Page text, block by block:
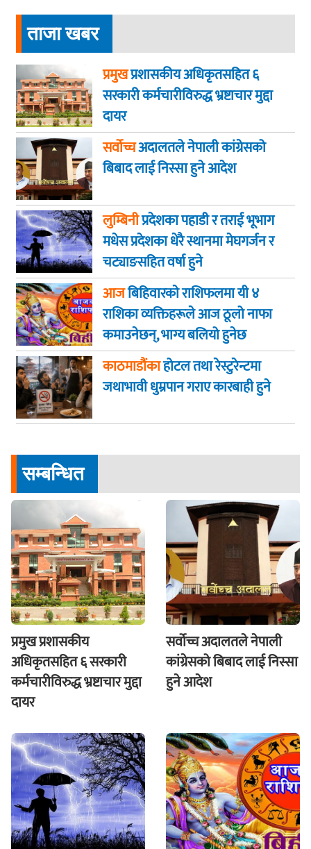
ताजा खबर
प्रमुखप्रशासकीय अधिकृतसहित ६
सरकारी कर्मचारीविरुद्ध भ्रष्टाचार मुद्दा
दायर
सर्वोच्चअदालतले नेपाली कांग्रेसको
बिबाद लाई निस्सा हुने आदेश
लुम्बिनीप्रदेशका पहाडी र तराई भूभाग
मधेस प्रदेशका धेरै स्थानमा मेघगर्जन र
चट्याङसहित वर्षा हुने
आजबिहिवारकाे राशिफलमा यी ४
राशिका व्यक्तिहरूले आज ठूलो नाफा
कमाउनेछन्, भाग्य बलियो हुनेछ
काठमाडौंकाहोटल तथा रेस्टुरेन्टमा
जथाभावी धुम्रपान गराए कारबाही हुने
सम्बन्धित
प्रमुख प्रशासकीय
अधिकृतसहित ६ सरकारी
कर्मचारीविरुद्ध भ्रष्टाचार मुद्दा
दायर
सर्वोच्च अदालतले नेपाली
कांग्रेसको बिबाद लाई निस्सा
हुने आदेश